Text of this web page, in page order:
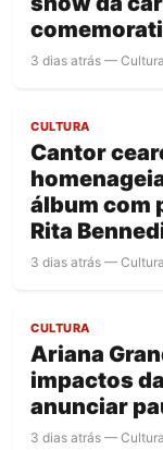
3 dias atrás — Cultura
CULTURA
Cantor
álbum com
Rita
3 dias atrás — Cultura
CULTURA
Ariana
impactos
anunciar
3 dias atrás — Cultura